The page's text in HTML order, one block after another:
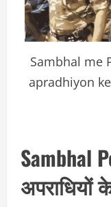
Sambhal me
apradhiyon
Sambhal
अपराधियों